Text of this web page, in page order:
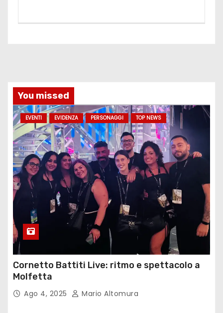
You missed
EVENTI EVIDENZA PERSONAGGI TOP NEWS
Cornetto Battiti Live: ritmo e spettacolo a
Molfetta
Ago 4, 2025 Mario Altomura